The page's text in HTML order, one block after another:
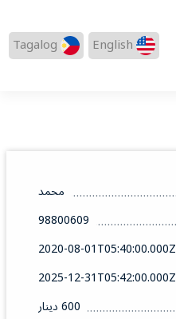
English
Tagalog
محمد
98800609
2020-08-01T05:40:00.000Z
2025-12-31T05:42:00.000Z
600 دينار